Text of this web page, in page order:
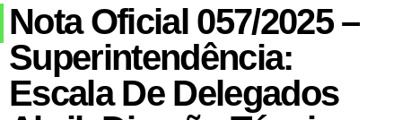
Nota Oficial 057/2025 –
Superintendência:
Escala De Delegados